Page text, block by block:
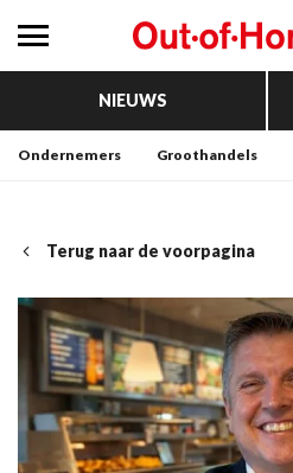
NIEUWS
Ondernemers Groothandels
Terug naar de voorpagina